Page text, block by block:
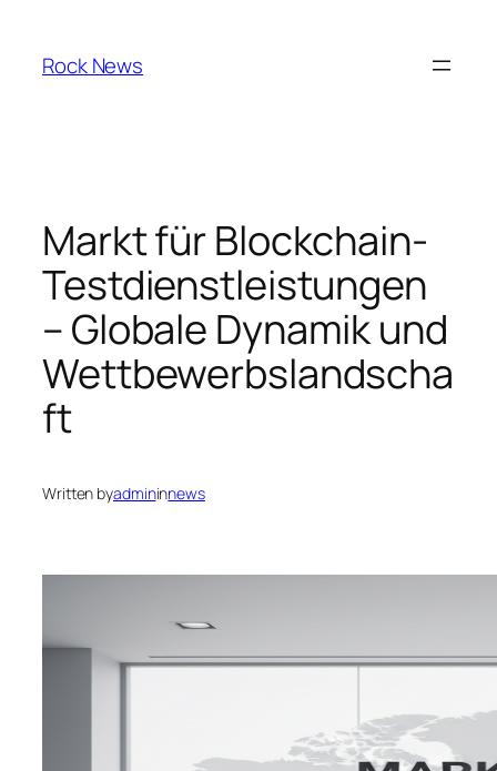
content
Rock News
Markt für Blockchain-
Testdienstleistungen
– Globale Dynamik und
Wettbewerbslandscha
ft
Written byadmininnews